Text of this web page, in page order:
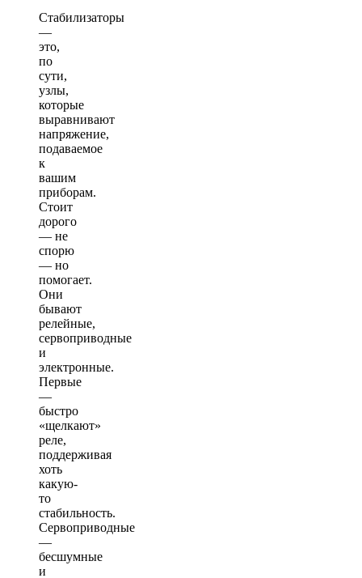
Стабилизаторы
—
это,
по
сути,
узлы,
которые
выравнивают
напряжение,
подаваемое
к
вашим
приборам.
Стоит
дорого
— не
спорю
— но
помогает.
Они
бывают
релейные,
сервоприводные
и
электронные.
Первые
—
быстро
«щелкают»
реле,
поддерживая
хоть
какую-
то
стабильность.
Сервоприводные
—
бесшумные
и